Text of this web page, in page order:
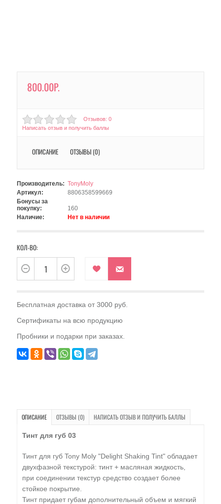
800.00Р.
Отзывов: 0
Написать отзыв и получить баллы
ОПИСАНИЕ ОТЗЫВЫ (0)
Производитель: TonyMoly
Артикул:
8806358599669
Бонусы за
покупку:
160
Наличие:
Нет в наличии
КОЛ-ВО:
Бесплатная доставка от 3000 руб.
Сертификаты на всю продукцию
Пробники и подарки при заказах.
ОПИСАНИЕ ОТЗЫВЫ (0) НАПИСАТЬ ОТЗЫВ И ПОЛУЧИТЬ БАЛЛЫ
Тинт для губ 03
Тинт для губ Tony Moly "Delight Shaking Tint" обладает
двухфазной текстурой: тинт + масляная жидкость,
при соединении текстур средство создает более
стойкое покрытие.
Тинт придает губам дополнительный объем и мягкий